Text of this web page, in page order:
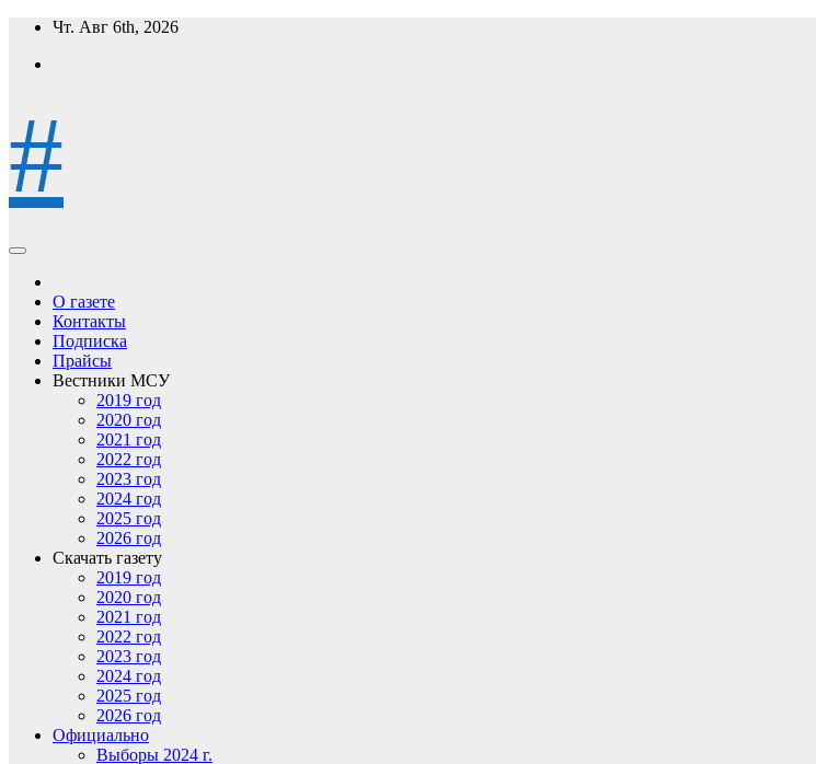
Перейти
содержимому
Чт. Авг 6th, 2026
#
О газете
Контакты
Подписка
Прайсы
Вестники МСУ
2019 год
2020 год
2021 год
2022 год
2023 год
2024 год
2025 год
2026 год
Скачать газету
2019 год
2020 год
2021 год
2022 год
2023 год
2024 год
2025 год
2026 год
Официально
Выборы 2024 г.